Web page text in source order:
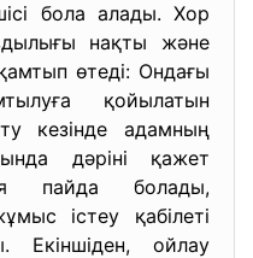
бола алады. Хор
нақты және
өтеді: Ондағы
қойылатын
кезінде адамның
дәріні қажет
пайда болады,
істеу қабілеті
Екіншіден, ойлау